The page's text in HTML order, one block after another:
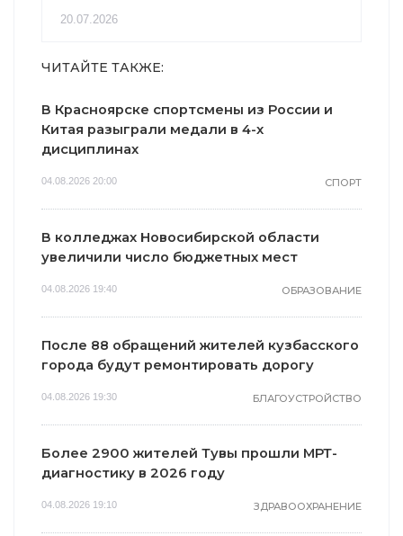
20.07.2026
ЧИТАЙТЕ ТАКЖЕ:
В Красноярске спортсмены из России и
Китая разыграли медали в 4-х
дисциплинах
04.08.2026 20:00 СПОРТ
В колледжах Новосибирской области
увеличили число бюджетных мест
04.08.2026 19:40 ОБРАЗОВАНИЕ
После 88 обращений жителей кузбасского
города будут ремонтировать дорогу
04.08.2026 19:30 БЛАГОУСТРОЙСТВО
Более 2900 жителей Тувы прошли МРТ-
диагностику в 2026 году
04.08.2026 19:10 ЗДРАВООХРАНЕНИЕ